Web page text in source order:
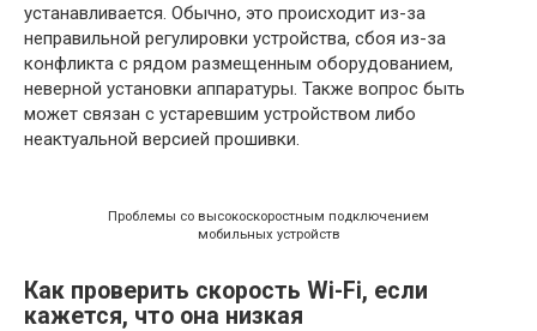
устанавливается. Обычно, это происходит из-за
неправильной регулировки устройства, сбоя из-за
конфликта с рядом размещенным оборудованием,
неверной установки аппаратуры. Также вопрос быть
может связан с устаревшим устройством либо
неактуальной версией прошивки.
Проблемы со высокоскоростным подключением
мобильных устройств
Как проверить скорость Wi-Fi, если
кажется, что она низкая